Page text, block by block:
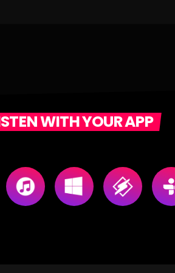
WITH YOUR APP